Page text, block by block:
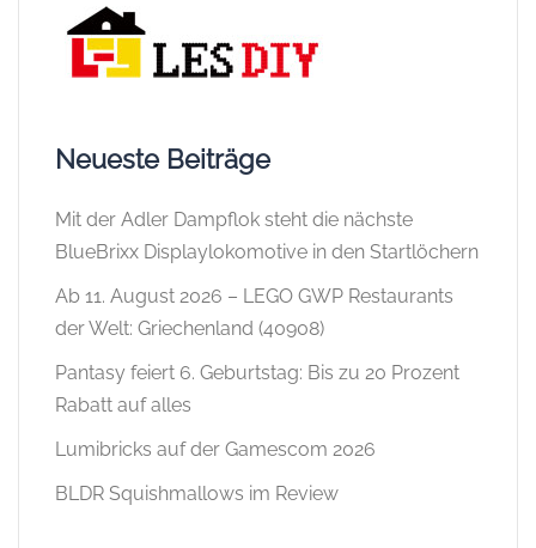
Neueste Beiträge
Mit der Adler Dampflok steht die nächste
BlueBrixx Displaylokomotive in den Startlöchern
Ab 11. August 2026 – LEGO GWP Restaurants
der Welt: Griechenland (40908)
Pantasy feiert 6. Geburtstag: Bis zu 20 Prozent
Rabatt auf alles
Lumibricks auf der Gamescom 2026
BLDR Squishmallows im Review